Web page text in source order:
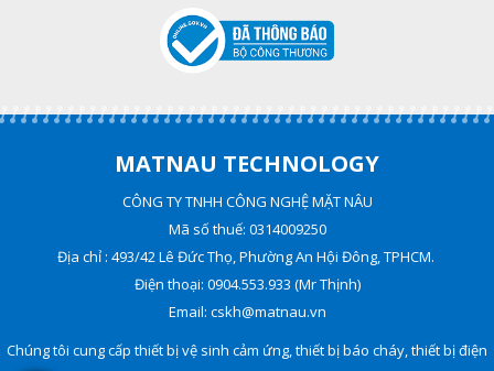
MATNAU TECHNOLOGY
CÔNG TY TNHH CÔNG NGHỆ MẶT NÂU
Mã số thuế: 0314009250
Địa chỉ : 493/42 Lê Đức Thọ, Phường An Hội Đông, TPHCM.
Điện thoại: 0904.553.933 (Mr Thịnh)
Email: cskh@matnau.vn
Chúng tôi cung cấp thiết bị vệ sinh cảm ứng, thiết bị báo cháy, thiết bị điện